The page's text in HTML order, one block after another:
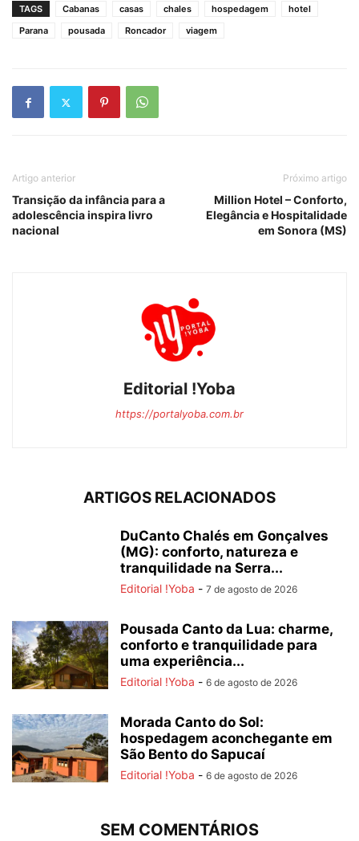
TAGS Cabanas casas chales hospedagem
hotel
Parana
pousada Roncador viagem
Artigo anterior
Transição da infância para a
adolescência inspira livro
nacional
Próximo artigo
Million Hotel – Conforto,
Elegância e Hospitalidade
em Sonora (MS)
Editorial !Yoba
https://portalyoba.com.br
ARTIGOS RELACIONADOS
DuCanto Chalés em Gonçalves
(MG): conforto, natureza e
tranquilidade na Serra...
Editorial !Yoba - 7 de agosto de 2026
Pousada Canto da Lua: charme,
conforto e tranquilidade para
uma experiência...
Editorial !Yoba - 6 de agosto de 2026
Morada Canto do Sol:
hospedagem aconchegante em
São Bento do Sapucaí
Editorial !Yoba - 6 de agosto de 2026
SEM COMENTÁRIOS